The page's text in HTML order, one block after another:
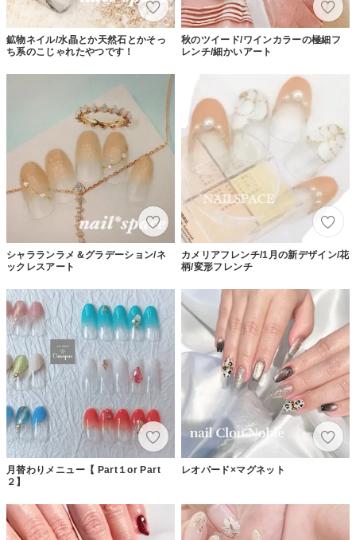
鉱物ネイル/水晶とか天然石とかそっ
ち系のこじゃれたやつです！
秋のツイード/ワインカラーの極細フ
レンチ/細かいアート
シャラランラメ＆グラデーション/ネ
ックレスアート
カメリアフレンチ/1月の新デザイン/花
柄/変形フレンチ
月替わりメニュー【 Part１or Part
２】
レオパード×マグネット